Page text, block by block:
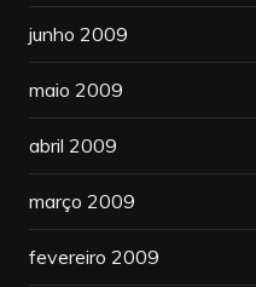
junho 2009
maio 2009
abril 2009
março 2009
fevereiro 2009